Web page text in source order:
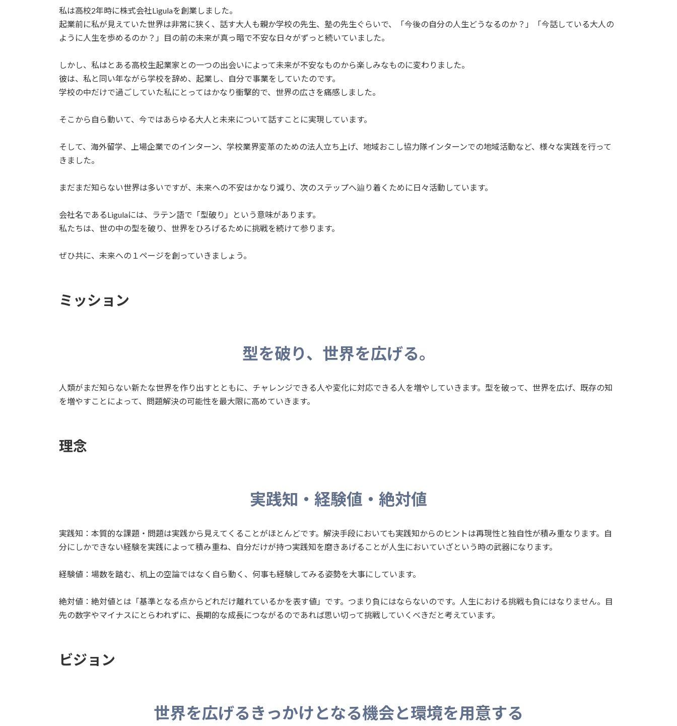
私は高校2年時に株式会社Ligulaを創業しました。
起業前に私が見えていた世界は非常に狭く、話す大人も親か学校の先生、塾の先生ぐらいで、「今後の自分の人生どうなるのか？」「今話している大人の
ように人生を歩めるのか？」目の前の未来が真っ暗で不安な日々がずっと続いていました。
しかし、私はとある高校生起業家との一つの出会いによって未来が不安なものから楽しみなものに変わりました。
彼は、私と同い年ながら学校を辞め、起業し、自分で事業をしていたのです。
学校の中だけで過ごしていた私にとってはかなり衝撃的で、世界の広さを痛感しました。
そこから自ら動いて、今ではあらゆる大人と未来について話すことに実現しています。
そして、海外留学、上場企業でのインターン、学校業界変革のための法人立ち上げ、地域おこし協力隊インターンでの地域活動など、様々な実践を行って
きました。
まだまだ知らない世界は多いですが、未来への不安はかなり減り、次のステップへ辿り着くために日々活動しています。
会社名であるLigulaには、ラテン語で「型破り」という意味があります。
私たちは、世の中の型を破り、世界をひろげるために挑戦を続けて参ります。
ぜひ共に、未来への１ページを創っていきましょう。
ミッション
型を破り、世界を広げる。
人類がまだ知らない新たな世界を作り出すとともに、チャレンジできる人や変化に対応できる人を増やしていきます。型を破って、世界を広げ、既存の知
を増やすことによって、問題解決の可能性を最大限に高めていきます。
理念
実践知・経験値・絶対値
実践知：本質的な課題・問題は実践から見えてくることがほとんどです。解決手段においても実践知からのヒントは再現性と独自性が積み重なります。自
分にしかできない経験を実践によって積み重ね、自分だけが持つ実践知を磨きあげることが人生においていざという時の武器になります。
経験値：場数を踏む、机上の空論ではなく自ら動く、何事も経験してみる姿勢を大事にしています。
絶対値：絶対値とは「基準となる点からどれだけ離れているかを表す値」です。つまり負にはならないのです。人生における挑戦も負にはなりません。目
先の数字やマイナスにとらわれずに、長期的な成長につながるのであれば思い切って挑戦していくべきだと考えています。
ビジョン
世界を広げるきっかけとなる機会と環境を用意する